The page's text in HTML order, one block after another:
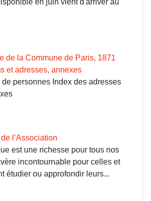
en juin vient d'arriver au
de la Commune de Paris, 1871
et adresses, annexes
de personnes Index des adresses
l’Association
est une richesse pour tous nos
incontournable pour celles et
étudier ou approfondir leurs...